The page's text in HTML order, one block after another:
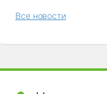
Все новости